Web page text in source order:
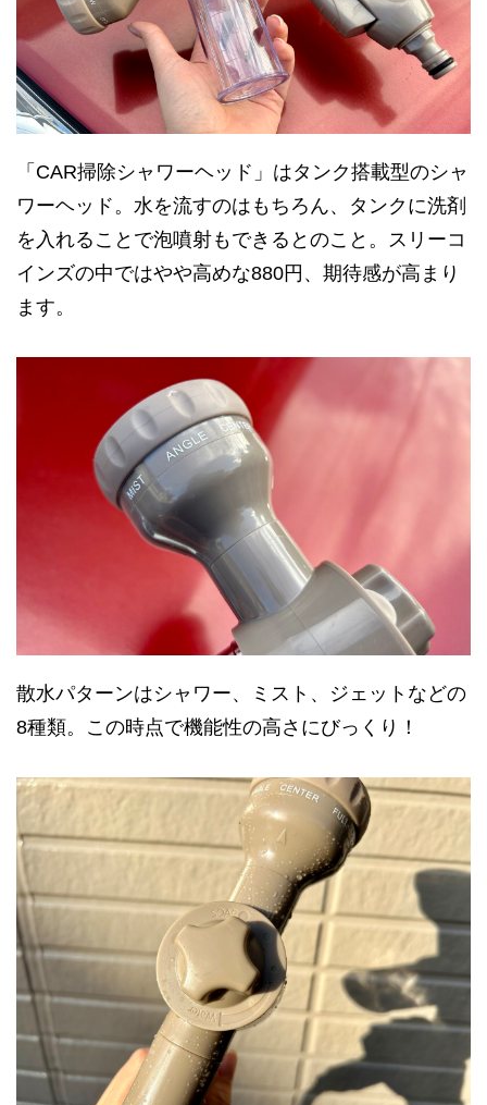
「CAR掃除シャワーヘッド」はタンク搭載型のシャ
ワーヘッド。水を流すのはもちろん、タンクに洗剤
を入れることで泡噴射もできるとのこと。スリーコ
インズの中ではやや高めな880円、期待感が高まり
ます。
散水パターンはシャワー、ミスト、ジェットなどの
8種類。この時点で機能性の高さにびっくり！